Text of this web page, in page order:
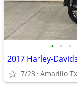
• • •
2017 Harley-
7/23 Amarillo Tx